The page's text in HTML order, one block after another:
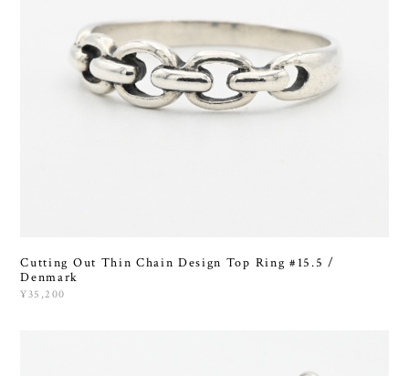
Cutting Out Thin Chain Design Top Ring #15.5 /
Denmark
¥35,200